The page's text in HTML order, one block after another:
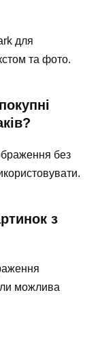
для
та фото.
без
з
можлива